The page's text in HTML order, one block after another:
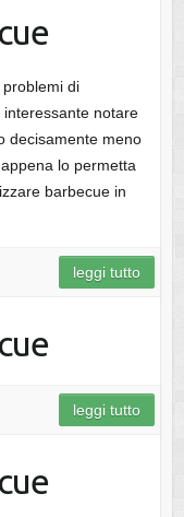
di
notare
decisamente meno
lo permetta
barbecue in
leggi tutto
leggi tutto